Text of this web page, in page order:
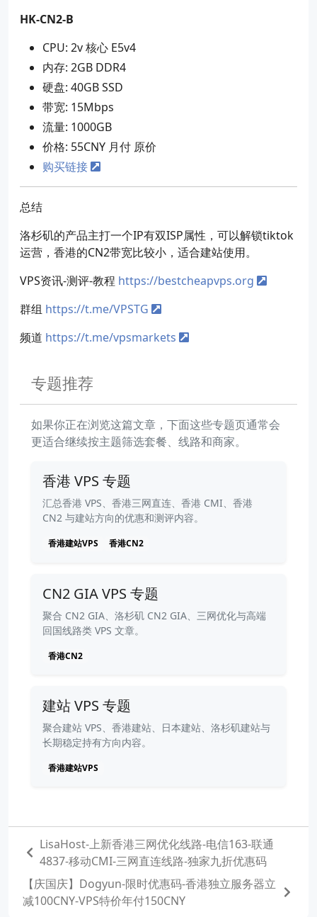
HK-CN2-B
CPU: 2v 核心 E5v4
内存: 2GB DDR4
硬盘: 40GB SSD
带宽: 15Mbps
流量: 1000GB
价格: 55CNY 月付 原价
购买链接
总结
洛杉矶的产品主打一个IP有双ISP属性，可以解锁tiktok
运营，香港的CN2带宽比较小，适合建站使用。
VPS资讯-测评-教程 https://bestcheapvps.org
群组 https://t.me/VPSTG
频道 https://t.me/vpsmarkets
专题推荐
如果你正在浏览这篇文章，下面这些专题页通常会
更适合继续按主题筛选套餐、线路和商家。
香港 VPS 专题
汇总香港 VPS、香港三网直连、香港 CMI、香港
CN2 与建站方向的优惠和测评内容。
香港建站VPS 香港CN2
CN2 GIA VPS 专题
聚合 CN2 GIA、洛杉矶 CN2 GIA、三网优化与高端
回国线路类 VPS 文章。
香港CN2
建站 VPS 专题
聚合建站 VPS、香港建站、日本建站、洛杉矶建站与
长期稳定持有方向内容。
香港建站VPS
LisaHost-上新香港三网优化线路-电信163-联通
4837-移动CMI-三网直连线路-独家九折优惠码
【庆国庆】Dogyun-限时优惠码-香港独立服务器立
减100CNY-VPS特价年付150CNY